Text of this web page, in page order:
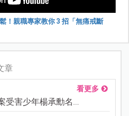
！親職專家教你 3 招「無痛戒斷
章
看更多
受害少年楊承勳名...